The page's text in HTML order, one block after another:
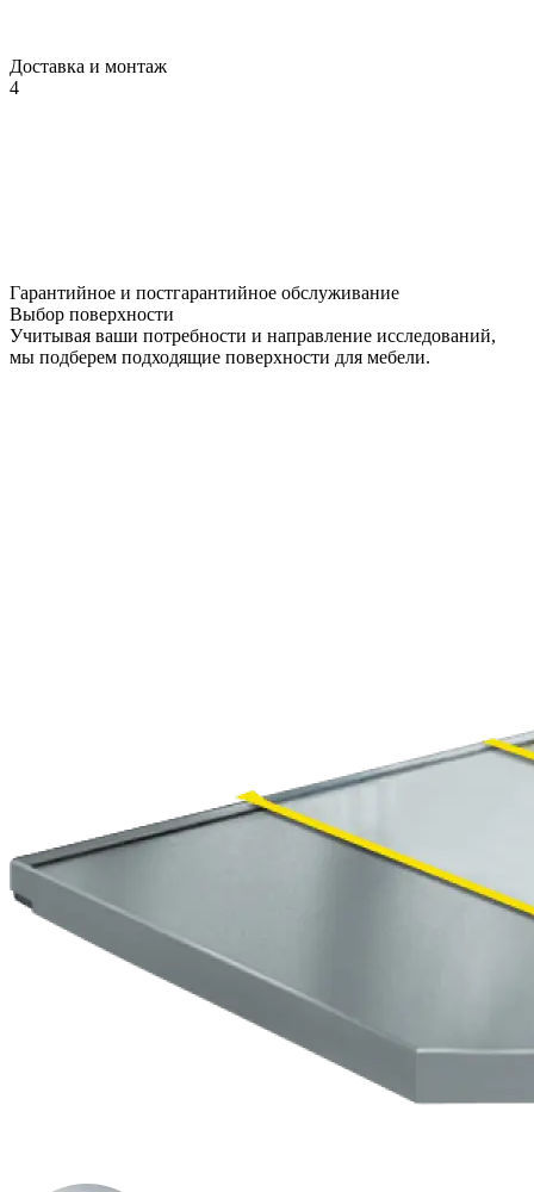
Доставка и монтаж
4
Гарантийное и постгарантийное обслуживание
Выбор поверхности
Учитывая ваши потребности и направление исследований,
мы подберем подходящие поверхности для мебели.